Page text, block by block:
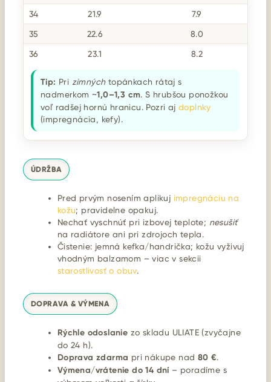
34 21.9 7.9
35 22.6 8.0
36 23.1 8.2
Tip: Pri zimnýchtopánkach rátaj s
nadmerkom ~1,0–1,3 cm. S hrubšou ponožkou
voľ radšej hornú hranicu. Pozri aj doplnky
(impregnácia, kefy).
ÚDRŽBA
Pred prvým nosením aplikuj impregnáciu na
kožu; pravidelne opakuj.
Nechať vyschnúť pri izbovej teplote; nesušiť
na radiátore ani pri zdrojoch tepla.
Čistenie: jemná kefka/handrička; kožu vyživuj
vhodným balzamom – viac v sekcii
starostlivosť o obuv.
DOPRAVA & VÝMENA
Rýchle odoslanie zo skladu ULIATE (zvyčajne
do 24 h).
Doprava zdarma pri nákupe nad 80 €.
Výmena/vrátenie do 14 dní– poradíme s